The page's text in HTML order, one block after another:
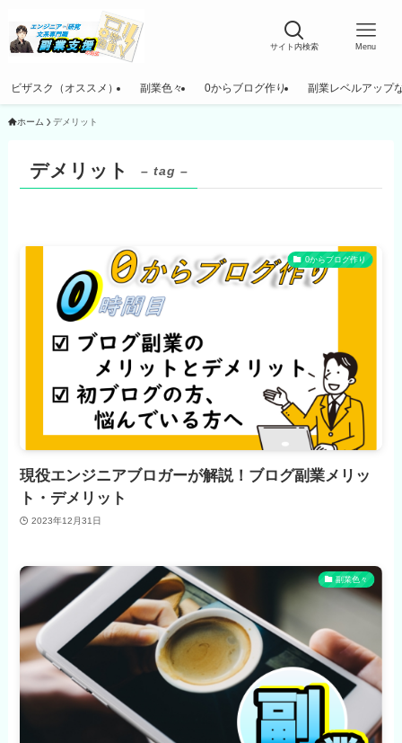
サイト内検索 Menu
ビザスク（オススメ） 副業色々 0からブログ作り 副業レベルアップ
ホーム デメリット
デメリット – tag –
0からブログ作り
現役エンジニアブロガーが解説！ブログ副業メリッ
ト・デメリット
2023年12月31日
副業色々